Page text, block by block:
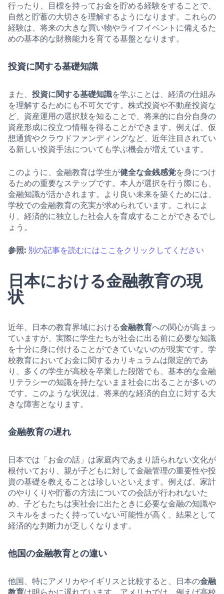
行ったり、目標を持ってお金を貯める経験をすることで、
自然と貯蓄の大切さを理解するようになります。これらの
経験は、将来の大きな買い物やライフイベントに備えるた
めの基本的な財務能力を育てる基盤となります。
投資に関する基礎知識
また、 投資に関する基礎知識を学ぶことは、経済の仕組み
を理解するためにも不可欠です。株式投資や不動産投資な
ど、資産運用の選択肢を知ることで、将来的に自分自身の
資産形成に役立つ情報を得ることができます。例えば、仮
想通貨やクラウドファンディングなど、近年注目されてい
る新しい投資手法についても学ぶ機会が増えています。
このように、金融教育は学生が健全な金銭感覚を身につけ
るための重要なステップです。本人が選択を行う際にも、
金融知識が活かされます。より良い未来を築くためには、
学校での金融教育の充実が求められています。これによ
り、経済的に独立した社会人を育成することができるでし
ょう。
参照: 別の記事を読むにはここをクリックしてください
日本における金融教育の現
状
近年、日本の教育界域における金融教育への関心が高まっ
ていますが、実際に学生たちが社会に出る前に必要な知識
を十分に身に付けることができていないのが現実です。学
校教育においてお金に関するカリキュラムは限定的であ
り、多くの学生が高校を卒業した段階でも、基本的な金融
リテラシーの知識を持たないまま社会に出ることが多いの
です。このような状況は、将来的な経済的自立に対する大
きな障害となります。
金融教育の遅れ
日本では「お金の話」は家庭内であまり語られない文化が
根付いており、親が子どもに対して金融管理の重要性や投
資の基礎を教えることは珍しいといえます。例えば、家計
のやりくりや貯蓄の方法についての会話が行われないた
め、子どもたちは実社会に出たときに必要な金融の知識や
スキルをまったく持っていない可能性が高く、結果として
経済的な判断力が乏しくなります。
他国の金融教育との違い
他国、特にアメリカやイギリスと比較すると、日本の金融
教育は明らかに遅れています。アメリカでは、例えば高校